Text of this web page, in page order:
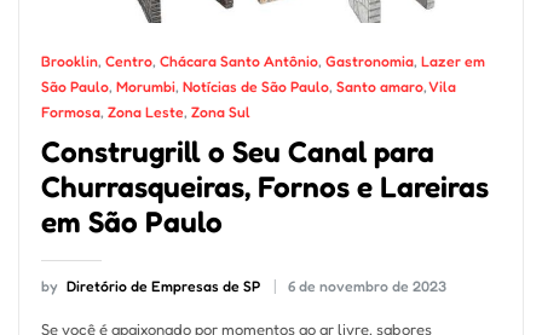
Brooklin, Centro, Chácara Santo Antônio, Gastronomia, Lazer em
São Paulo, Morumbi, Notícias de São Paulo, Santo amaro,Vila
Formosa, Zona Leste, Zona Sul
Construgrill o Seu Canal para
Churrasqueiras, Fornos e Lareiras
em São Paulo
by Diretório de Empresas de SP 6 de novembro de 2023
Se você é apaixonado por momentos ao ar livre, sabores